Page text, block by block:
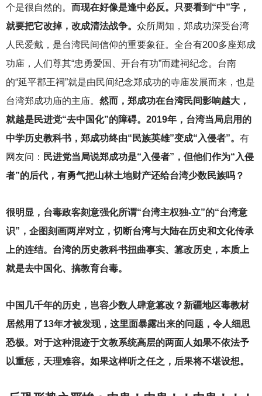
个是很自然的。 而现在好像是逢中必反。只要看到“中”字，
就要把它改掉，改成清法战争。 众所周知，郑成功深受台湾
人民爱戴，是台湾民间信仰的重要象征。全台有200多座郑成
功庙，人们尊其“忠勇爱国、开台有功”而建祠纪念。台南
的“延平郡王祠”就是由民间纪念郑成功的寺庙发展而来，也是
台湾郑成功庙的主庙。 然而，郑成功在台湾民间影响越大，
就越是民进党“去中国化”的障碍。2019年，台湾当局启用的
中学历史教科书，郑成功终由“民族英雄”变成“入侵者”。 有
网友问： 民进党当局说郑成功是“入侵者”，但他们作为“入侵
者”的后代，有勇气把山林土地财产还给台湾少数民族吗？
很明显，台毒政客刻意强化所谓“台湾主权独-立”的“台湾意
识”，企图刻画两岸对立，切断台湾与大陆在历史和文化传承
上的连结。台湾的历史教科书扭曲事实、篡改历史，本质上
就是去中国化、搞教育台毒。
中国几千年的历史，岂容少数人肆意篡改？新疆地区毒教材
居然用了13年才被发现，这里面暴露出来的问题，令人细思
恐极。对于这种混迹于文教系统高层的两面人如果不依法予
以重惩，天理难容。如果这样听之任之，后果将不堪设想。